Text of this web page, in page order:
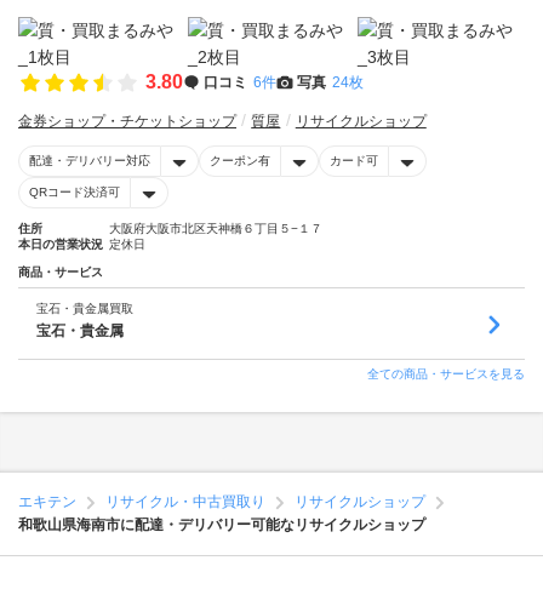
3.80 口コミ 6件 写真 24枚
金券ショップ・チケットショップ 質屋 リサイクルショップ
配達・デリバリー対応 クーポン有 カード可
QRコード決済可
住所
大阪府大阪市北区天神橋６丁目５−１７
本日の営業状況 定休日
商品・サービス
宝石・貴金属買取
宝石・貴金属
全ての商品・サービスを見る
エキテン リサイクル・中古買取り
リサイクルショップ
和歌山県海南市に配達・デリバリー可能なリサイクルショップ